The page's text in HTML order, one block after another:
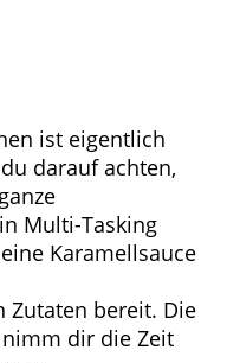
ist eigentlich
darauf achten,
Multi-Tasking
Karamellsauce
Zutaten bereit. Die
dir die Zeit